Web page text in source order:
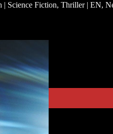
| Science Fiction, Thriller | EN,